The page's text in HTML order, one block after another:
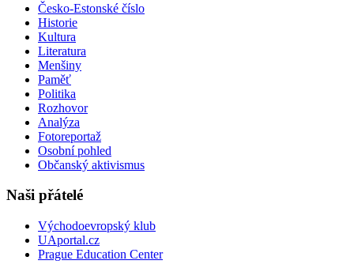
Česko-Estonské číslo
Historie
Kultura
Literatura
Menšiny
Paměť
Politika
Rozhovor
Analýza
Fotoreportaž
Osobní pohled
Občanský aktivismus
Naši přátelé
Východoevropský klub
UAportal.cz
Prague Education Center